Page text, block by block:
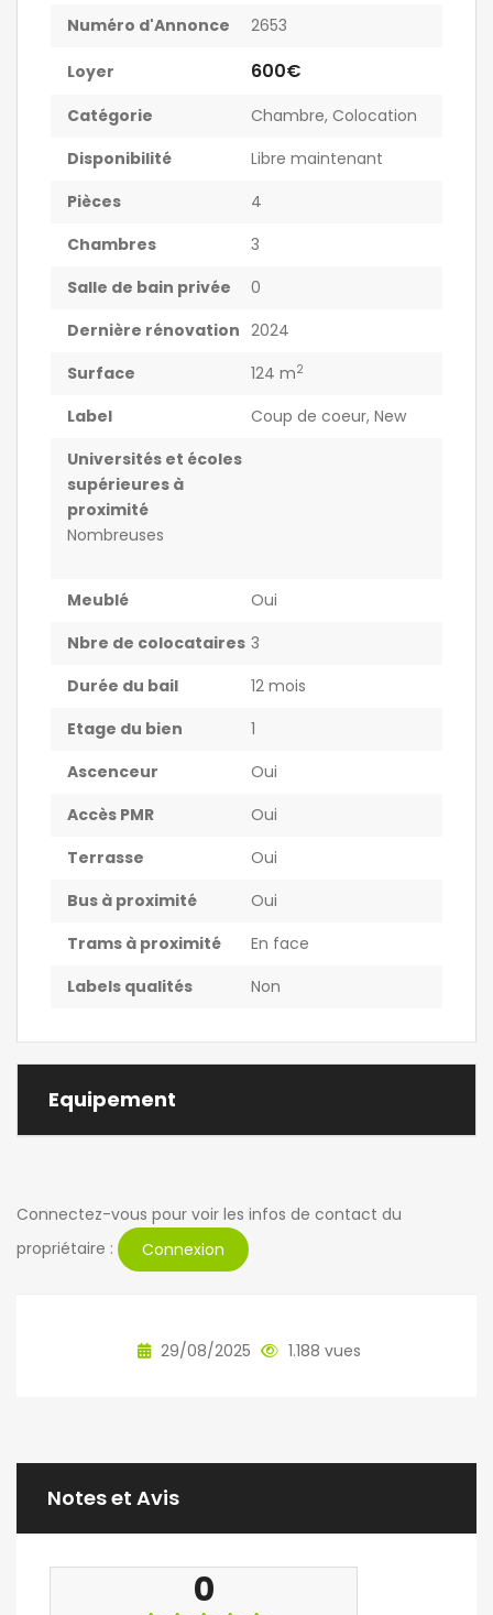
Numéro d'Annonce 2653
Loyer 600€
Catégorie Chambre, Colocation
Disponibilité
Libre maintenant
Pièces
4
Chambres
3
Salle de bain privée
0
Dernière rénovation 2024
Surface
124 m2
Label Coup de coeur, New
Universités et écoles
supérieures à
proximité
Nombreuses
Meublé
Oui
Nbre de colocataires 3
Durée du bail
12 mois
Etage du bien
1
Ascenceur
Oui
Accès PMR
Oui
Terrasse
Oui
Bus à proximité
Oui
Trams à proximité
En face
Labels qualités
Non
Equipement
Connectez-vous pour voir les infos de contact du
propriétaire :
Connexion
29/08/2025 1.188 vues
Notes et Avis
0